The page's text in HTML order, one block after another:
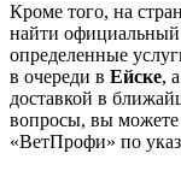
Кроме того, на
найти официальный
определенные
в очереди в Ейске,
доставкой в
вопросы, вы можете
«ВетПрофи» по